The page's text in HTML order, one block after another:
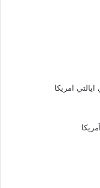
امريکا